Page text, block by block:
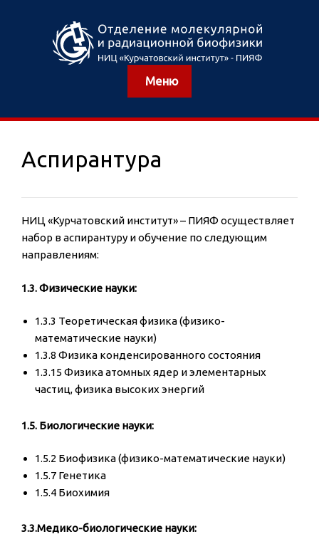
Меню
Аспирантура
НИЦ «Курчатовский институт» – ПИЯФ осуществляет
набор в аспирантуру и обучение по следующим
направлениям:
1.3. Физические науки:
1.3.3 Теоретическая физика (физико-
математические науки)
1.3.8 Физика конденсированного состояния
1.3.15 Физика атомных ядер и элементарных
частиц, физика высоких энергий
1.5. Биологические науки:
1.5.2 Биофизика (физико-математические науки)
1.5.7 Генетика
1.5.4 Биохимия
3.3.Медико-биологические науки: